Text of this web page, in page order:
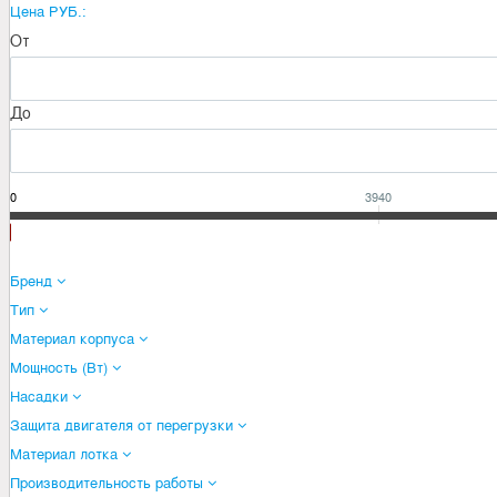
Цена РУБ.:
От
До
90 3940
Бренд
Тип
Материал корпуса
Мощность (Вт)
Насадки
Защита двигателя от перегрузки
Материал лотка
Производительность работы